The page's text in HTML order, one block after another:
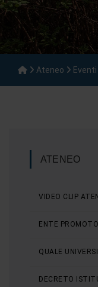
Ateneo Eventi
ATENEO
VIDEO CLIP
ENTE
QUALE
DECRETO